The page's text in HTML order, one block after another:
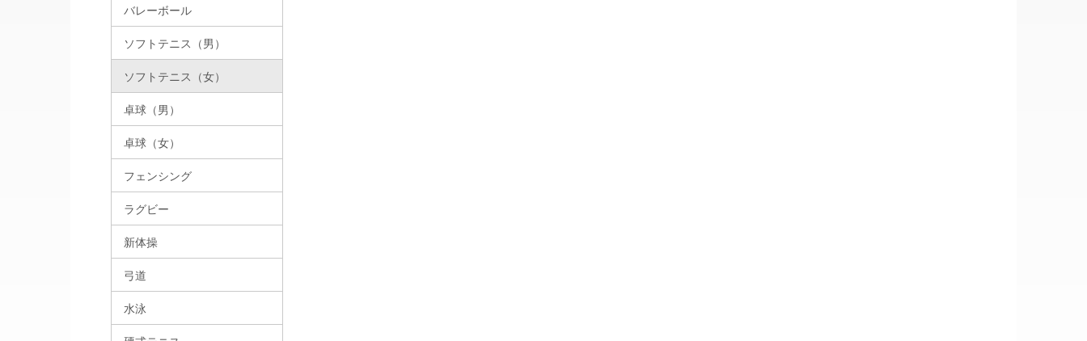
バレーボール
ソフトテニス（男）
ソフトテニス（女）
卓球（男）
卓球（女）
フェンシング
ラグビー
新体操
弓道
水泳